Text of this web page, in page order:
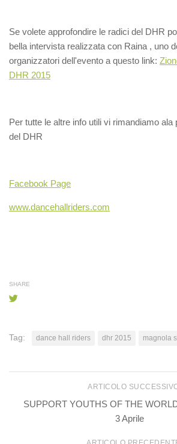
Se volete approfondire le radici del DHR
bella intervista realizzata con Raina , uno
organizzatori dell'evento a questo link:
DHR 2015
Per tutte le altre info utili vi rimandiamo ala
del DHR
Facebook Page
www.dancehallriders.com
SHARE
Tag: dance hall riders dhr 2015 magnola
ARTICOLO
SUPPORT YOUTHS OF THE
3 Aprile